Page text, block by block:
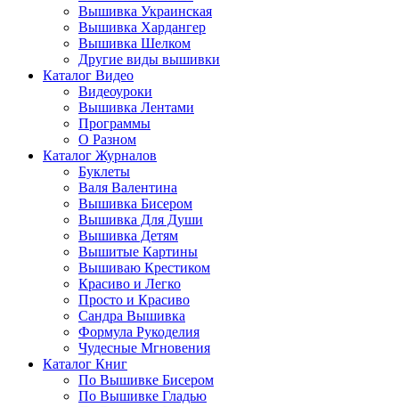
Вышивка Украинская
Вышивка Хардангер
Вышивка Шелком
Другие виды вышивки
Каталог Видео
Видеоуроки
Вышивка Лентами
Программы
О Разном
Каталог Журналов
Буклеты
Валя Валентина
Вышивка Бисером
Вышивка Для Души
Вышивка Детям
Вышитые Картины
Вышиваю Крестиком
Красиво и Легко
Просто и Красиво
Сандра Вышивка
Формула Рукоделия
Чудесные Мгновения
Каталог Книг
По Вышивке Бисером
По Вышивке Гладью